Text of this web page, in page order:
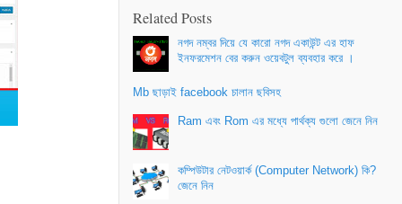
Related Posts
নগদ নম্বর দিয়ে যে কারো নগদ একাউন্ট এর হাফ
ইনফরমেশন বের করুন ওয়েবটুল ব্যবহার করে ।
Mb ছাড়াই facebook চালান ছবিসহ
Ram এবং Rom এর মধ্যে পার্থক্য গুলো জেনে নিন
কম্পিউটার নেটওয়ার্ক (Computer Network) কি?
জেনে নিন